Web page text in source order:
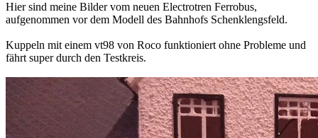
Hier sind meine Bilder vom neuen Electrotren Ferrobus,
aufgenommen vor dem Modell des Bahnhofs Schenklengsfeld.
Kuppeln mit einem vt98 von Roco funktioniert ohne Probleme und
fährt super durch den Testkreis.